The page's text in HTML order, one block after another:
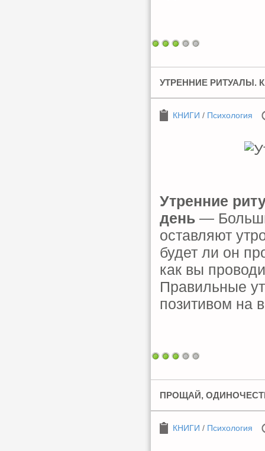
УТРЕННИЕ РИТУАЛЫ.
КНИГИ / Психология
Утренние
день —
оставляют
будет ли он
как вы
Правильные
позитивом на
ПРОЩАЙ,
КНИГИ / Психология